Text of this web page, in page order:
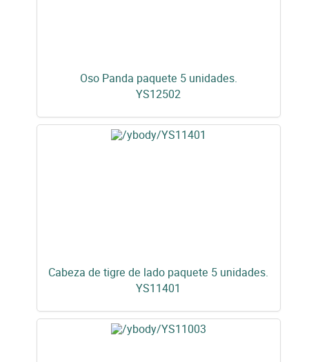
Oso Panda paquete 5 unidades.
YS12502
Cabeza de tigre de lado paquete 5 unidades.
YS11401